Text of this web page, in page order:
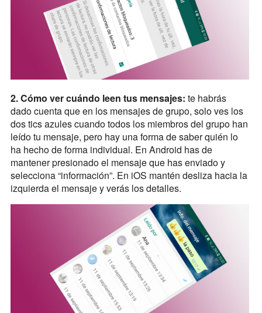
2. Cómo ver cuándo leen tus mensajes: te habrás
dado cuenta que en los mensajes de grupo, solo ves los
dos tics azules cuando todos los miembros del grupo han
leído tu mensaje, pero hay una forma de saber quién lo
ha hecho de forma individual. En Android has de
mantener presionado el mensaje que has enviado y
selecciona “información”. En iOS mantén desliza hacia la
izquierda el mensaje y verás los detalles.